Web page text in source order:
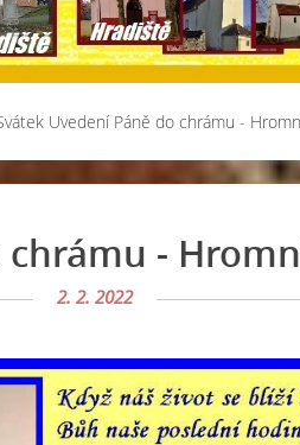
Uvedení Páně do chrámu -
-
2. 2. 2022